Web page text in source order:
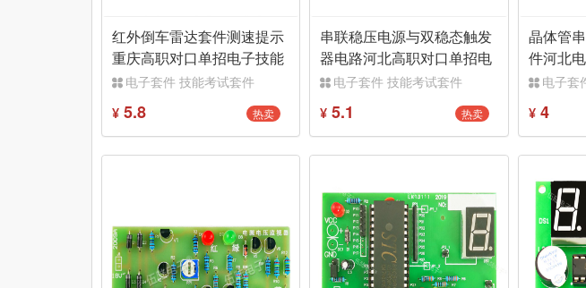
红外倒车雷达套件测速提示
重庆高职对口单招电子技能
组装调试散件
电子套件 技能考试套件
¥ 5.8 热卖
串联稳压电源与双稳态触发
器电路河北高职对口单招电
子技能套件
电子套件 技能考试套件
¥ 5.1 热卖
晶体管
件河北
考TJ-
电子套
¥4